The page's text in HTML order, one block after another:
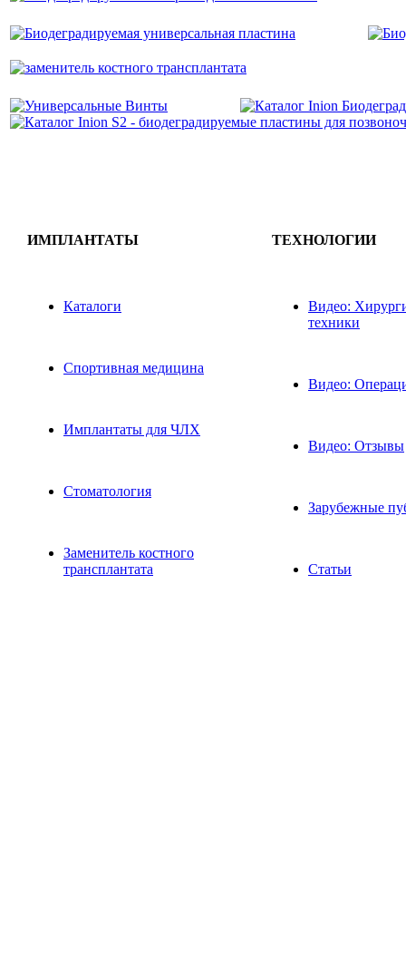
ИМПЛАНТАТЫ
Каталоги
Спортивная медицина
Имплантаты для ЧЛХ
Стоматология
Заменитель костного
трансплантата
ТЕХНОЛОГИИ
Видео:
техники
Видео:
Видео: Отзывы
Зарубежные
Статьи